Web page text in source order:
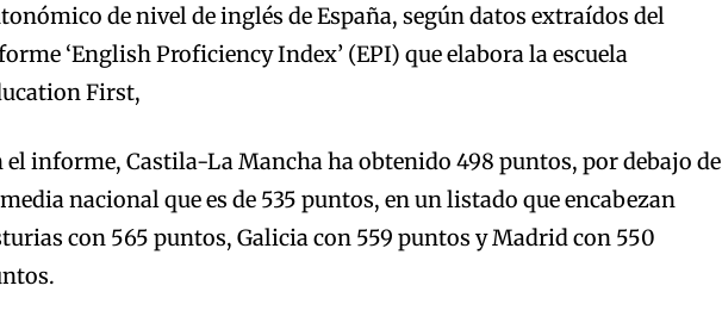
de nivel de inglés de España, según datos extraídos del
‘English Proficiency Index’ (EPI) que elabora la escuela
First,
el informe, Castila-La Mancha ha obtenido 498 puntos, por debajo de
nacional que es de 535 puntos, en un listado que encabezan
con 565 puntos, Galicia con 559 puntos y Madrid con 550